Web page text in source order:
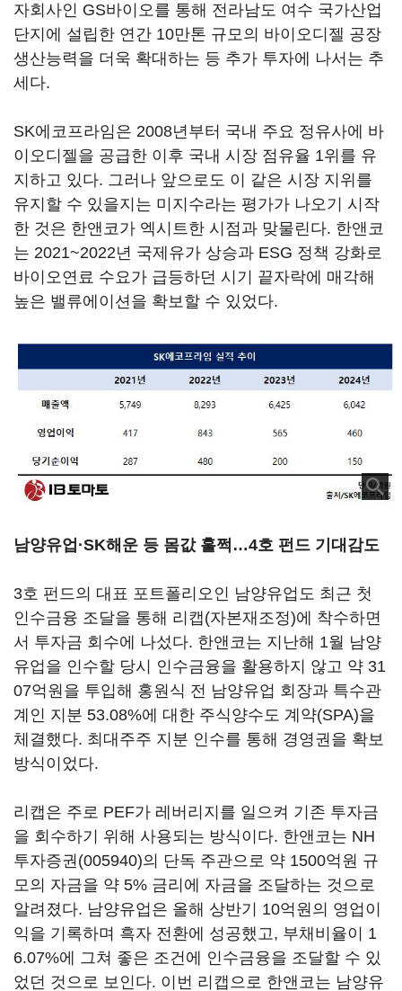
자회사인 GS바이오를 통해 전라남도 여수 국가산업
단지에 설립한 연간 10만톤 규모의 바이오디젤 공장
생산능력을 더욱 확대하는 등 추가 투자에 나서는 추
세다.
SK에코프라임은 2008년부터 국내 주요 정유사에 바
이오디젤을 공급한 이후 국내 시장 점유율 1위를 유
지하고 있다. 그러나 앞으로도 이 같은 시장 지위를
유지할 수 있을지는 미지수라는 평가가 나오기 시작
한 것은 한앤코가 엑시트한 시점과 맞물린다. 한앤코
는 2021~2022년 국제유가 상승과 ESG 정책 강화로
바이오연료 수요가 급등하던 시기 끝자락에 매각해
높은 밸류에이션을 확보할 수 있었다.
남양유업·SK해운 등 몸값 훌쩍…4호 펀드 기대감도
3호 펀드의 대표 포트폴리오인 남양유업도 최근 첫
인수금융 조달을 통해 리캡(자본재조정)에 착수하면
서 투자금 회수에 나섰다. 한앤코는 지난해 1월 남양
유업을 인수할 당시 인수금융을 활용하지 않고 약 31
07억원을 투입해 홍원식 전 남양유업 회장과 특수관
계인 지분 53.08%에 대한 주식양수도 계약(SPA)을
체결했다. 최대주주 지분 인수를 통해 경영권을 확보
방식이었다.
리캡은 주로 PEF가 레버리지를 일으켜 기존 투자금
을 회수하기 위해 사용되는 방식이다. 한앤코는 NH
투자증권(005940)의 단독 주관으로 약 1500억원 규
모의 자금을 약 5% 금리에 자금을 조달하는 것으로
알려졌다. 남양유업은 올해 상반기 10억원의 영업이
익을 기록하며 흑자 전환에 성공했고, 부채비율이 1
6.07%에 그쳐 좋은 조건에 인수금융을 조달할 수 있
었던 것으로 보인다. 이번 리캡으로 한앤코는 남양유